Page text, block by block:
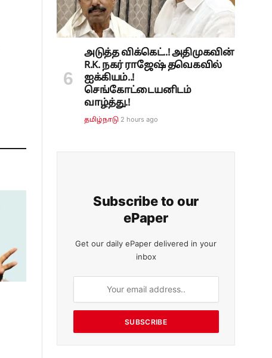
அடுத்த விக்கெட்..! அதிமுகவின்
R.K. நகர் ராஜேஷ் தவெகவில்
ஐக்கியம்..!
செங்கோட்டையனிடம்
வாழ்த்து.!
தமிழ்நாடு 2 hours ago
Subscribe to our
ePaper
Get our daily ePaper delivered in your
inbox
SUBSCRIBE